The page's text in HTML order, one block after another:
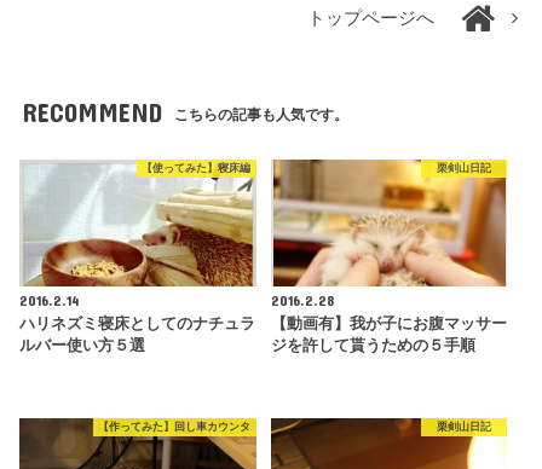
トップページへ
RECOMMEND こちらの記事も人気です。
【使ってみた】寝床編
2016.2.14
ハリネズミ寝床としてのナチュラ
ルバー使い方５選
栗剣山日記
2016.2.28
【動画有】我が子にお腹マッサー
ジを許して貰うための５手順
【作ってみた】回し車カウンタ 栗剣山日記